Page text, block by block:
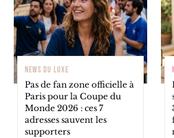
NEWS DU LUXE
Pas de fan zone officielle à
Paris pour la Coupe du
Monde 2026 : ces 7
adresses sauvent les
supporters